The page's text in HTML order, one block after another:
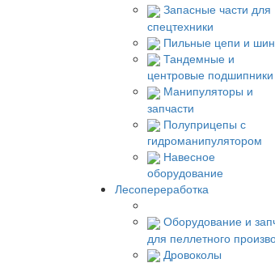
Запасные части для
спецтехники
Пильные цепи и
Тандемные и
центровые подшипники
Манипуляторы и
запчасти
Полуприцепы с
гидроманипулятором
Навесное
оборудование
Лесопереработка
Оборудование и
для пеллетного
Дровоколы